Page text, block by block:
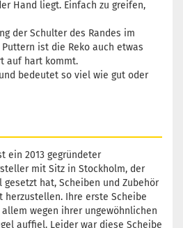
Hand liegt. Einfach zu greifen,
der Schulter des Randes im
ist die Reko auch etwas
auf hart kommt.
bedeutet so viel wie gut oder
ein 2013 gegründeter
mit Sitz in Stockholm, der
gesetzt hat, Scheiben und Zubehör
herzustellen. Ihre erste Scheibe
allem wegen ihrer ungewöhnlichen
auffiel. Leider war diese Scheibe